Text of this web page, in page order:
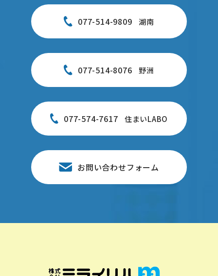
077-514-9809 湖南
077-514-8076 野洲
077-574-7617 住まいLABO
お問い合わせフォーム